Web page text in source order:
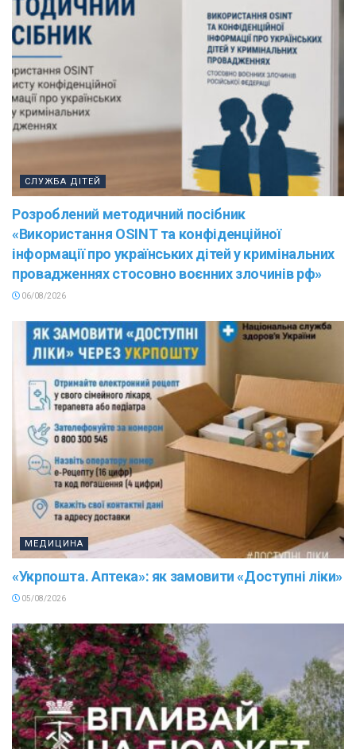
СЛУЖБА ДІТЕЙ
Розроблений методичний посібник
«Використання OSINT та конфіденційної
інформації про українських дітей у кримінальних
провадженнях стосовно воєнних злочинів рф»
06/08/2026
МЕДИЦИНА
«Укрпошта. Аптека»: як замовити «Доступні ліки»
05/08/2026